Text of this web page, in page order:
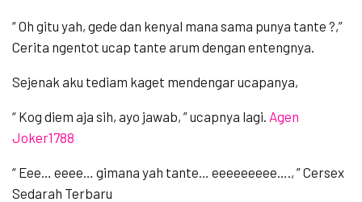
“ Oh gitu yah, gede dan kenyal mana sama punya tante ?,”
Cerita ngentot ucap tante arum dengan entengnya.
Sejenak aku tediam kaget mendengar ucapanya,
“ Kog diem aja sih, ayo jawab, ” ucapnya lagi. Agen
Joker1788
“ Eee… eeee… gimana yah tante… eeeeeeeee…., ” Cersex
Sedarah Terbaru